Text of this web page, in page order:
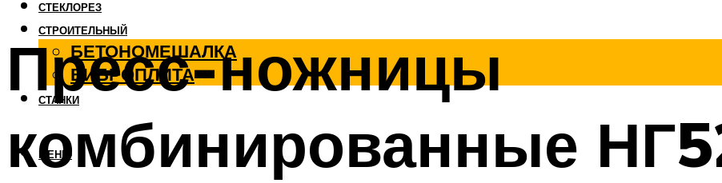
СТЕКЛОРЕЗ
СТРОИТЕЛЬНЫЙ
БЕТОНОМЕШАЛКА
ВИБРОПЛИТА
СТАНКИ
МЕНЮ
Пресс-ножницы
комбинированные